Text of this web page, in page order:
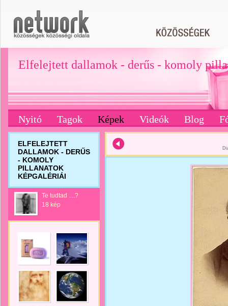
Elfelejtett dallamok - derűs - komoly
Nyitó Tagok Képek Videók Blog
ELFELEJTETT
DALLAMOK - DERŰS
- KOMOLY
PILLANATOK
KÉPGALÉRIÁI
Te tudtad ....?
18 kép